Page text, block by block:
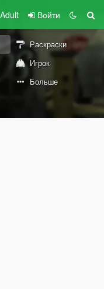
Войти
Раскраски
Игрок
Больше